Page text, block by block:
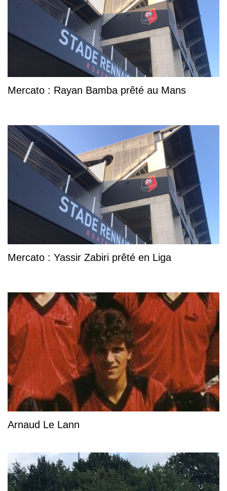
Mercato : Rayan Bamba prêté au Mans
Mercato : Yassir Zabiri prêté en Liga
Arnaud Le Lann